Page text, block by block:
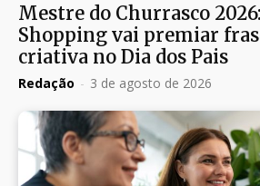
Mestre do Churrasco
Shopping vai premiar
criativa no Dia dos Pais
Redação - 3 de agosto de 2026